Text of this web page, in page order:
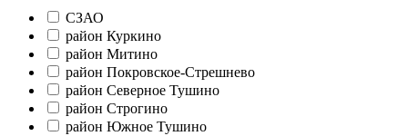
СЗАО
район Куркино
район Митино
район Покровское-Стрешнево
район Северное Тушино
район Строгино
район Южное Тушино